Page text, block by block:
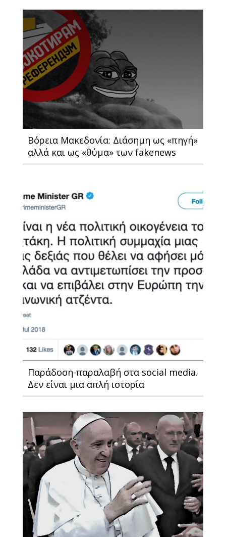
Βόρεια Μακεδονία: Διάσημη ως «πηγή»
αλλά και ως «θύμα» των fakenews
Παράδοση-παραλαβή στα social media.
Δεν είναι μια απλή ιστορία